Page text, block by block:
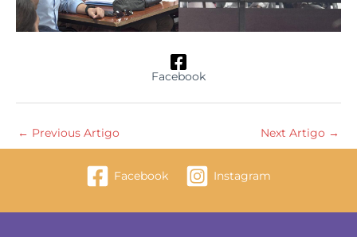
Facebook
← Previous Artigo Next Artigo →
Facebook Instagram